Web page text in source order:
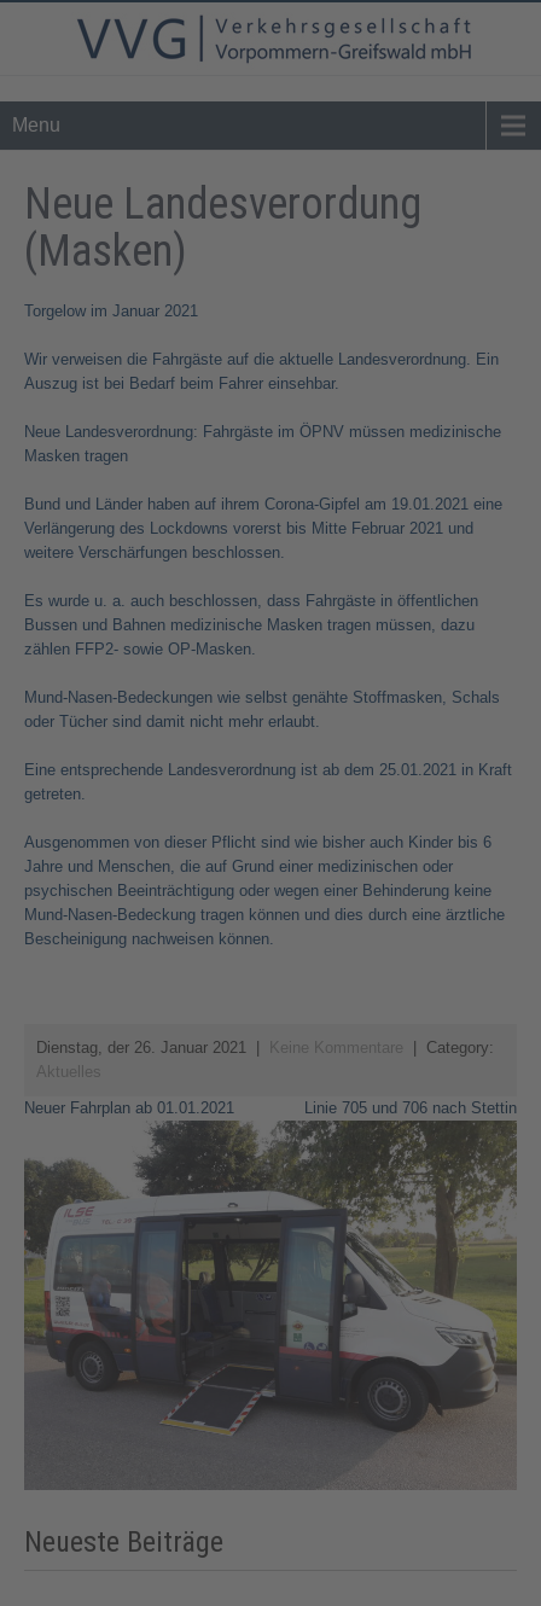
Tel. 0 39 76 - 24 02 - 0info@vvg-bus.de
Menu
Neue Landesverordung
(Masken)
Torgelow im Januar 2021
Wir verweisen die Fahrgäste auf die aktuelle Landesverordnung. Ein
Auszug ist bei Bedarf beim Fahrer einsehbar.
Neue Landesverordnung: Fahrgäste im ÖPNV müssen medizinische
Masken tragen
Bund und Länder haben auf ihrem Corona-Gipfel am 19.01.2021 eine
Verlängerung des Lockdowns vorerst bis Mitte Februar 2021 und
weitere Verschärfungen beschlossen.
Es wurde u. a. auch beschlossen, dass Fahrgäste in öffentlichen
Bussen und Bahnen medizinische Masken tragen müssen, dazu
zählen FFP2- sowie OP-Masken.
Mund-Nasen-Bedeckungen wie selbst genähte Stoffmasken, Schals
oder Tücher sind damit nicht mehr erlaubt.
Eine entsprechende Landesverordnung ist ab dem 25.01.2021 in Kraft
getreten.
Ausgenommen von dieser Pflicht sind wie bisher auch Kinder bis 6
Jahre und Menschen, die auf Grund einer medizinischen oder
psychischen Beeinträchtigung oder wegen einer Behinderung keine
Mund-Nasen-Bedeckung tragen können und dies durch eine ärztliche
Bescheinigung nachweisen können.
Dienstag, der 26. Januar 2021 Keine Kommentare
| Category:
Aktuelles
Beitragsnavigation
Neuer Fahrplan ab 01.01.2021 Linie 705 und 706 nach Stettin
Neueste Beiträge